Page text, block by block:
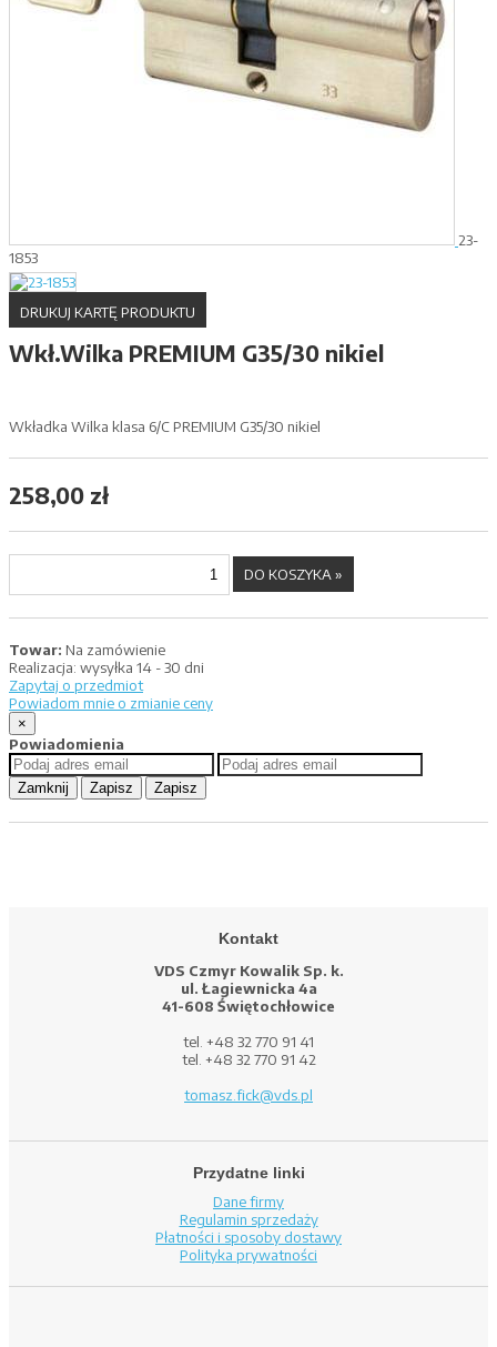
23-
1853
DRUKUJ KARTĘ PRODUKTU
Wkł.Wilka PREMIUM G35/30 nikiel
Wkładka Wilka klasa 6/C PREMIUM G35/30 nikiel
258,00 zł
Towar: Na zamówienie
Realizacja: wysyłka 14 - 30 dni
Zapytaj o przedmiot
Powiadom mnie o zmianie ceny
×
Powiadomienia
Zamknij Zapisz Zapisz
Kontakt
VDS Czmyr Kowalik Sp. k.
ul. Łagiewnicka 4a
41-608 Świętochłowice
tel. +48 32 770 91 41
tel. +48 32 770 91 42
tomasz.fick@vds.pl
Przydatne linki
Dane firmy
Regulamin sprzedaży
Płatności i sposoby dostawy
Polityka prywatności